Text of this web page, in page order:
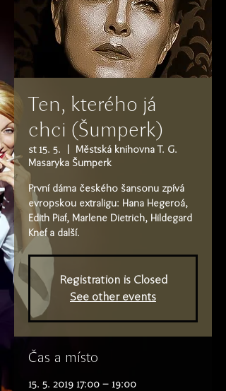
Ten, kterého já
chci (Šumperk)
st 15. 5.
Městská knihovna T. G.
Masaryka Šumperk
První dáma českého šansonu zpívá
evropskou extraligu: Hana Hegeroá,
Edith Piaf, Marlene Dietrich, Hildegard
Knef a další.
Registration is Closed
See other events
Čas a místo
15. 5. 2019 17:00 – 19:00